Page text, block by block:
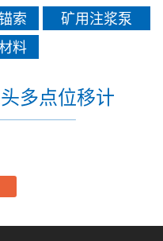
索
矿用注浆泵
料
多点位移计